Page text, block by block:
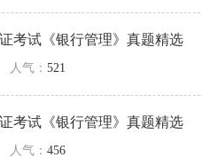
考试《银行管理》真题精选
人气： 521
考试《银行管理》真题精选
人气： 456